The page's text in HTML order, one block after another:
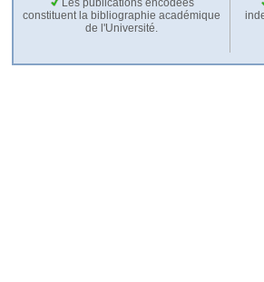
Les publications encodées
constituent la bibliographie académique
de l'Université.